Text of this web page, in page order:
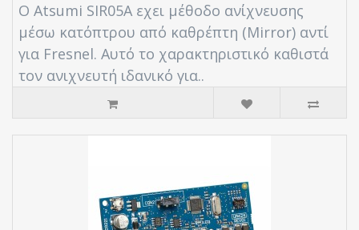
Ο Atsumi SIR05A εχει μέθοδο ανίχνευσης
μέσω κατόπτρου από καθρέπτη (Mirror) αντί
για Fresnel. Αυτό το χαρακτηριστικό καθιστά
τον ανιχνευτή ιδανικό για..